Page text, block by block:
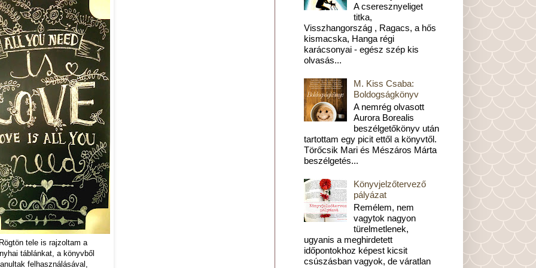
tele is rajzoltam a
táblánkat, a könyvből
felhasználásával,
A cseresznyeliget
titka,
Visszhangország , Ragacs, a hős
kismacska, Hanga régi
karácsonyai - egész szép kis
olvasás...
M. Kiss Csaba:
Boldogságkönyv
A nemrég olvasott
Aurora Borealis
beszélgetőkönyv után
tartottam egy picit ettől a könyvtől.
Törőcsik Mari és Mészáros Márta
beszélgetés...
Könyvjelzőtervező
pályázat
Remélem, nem
vagytok nagyon
türelmetlenek,
ugyanis a meghirdetett
időpontokhoz képest kicsit
csúszásban vagyok, de váratlan